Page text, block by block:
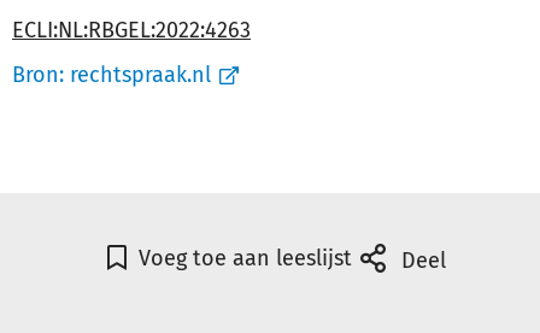
ECLI:NL:RBGEL:2022:4263
Bron: rechtspraak.nl
Voeg toe aan leeslijst Deel